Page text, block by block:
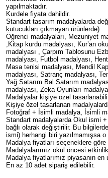
yapılmaktadır.
Kurdele fiyata dahildir.
Standart tasarım madalyalarda
kutucukları çıkmayan ürünlerde)
Öğrenci madalyaları, Mezuniyet
,Kitap kurdu madalyası, Kur’an
madalyası , Çarpım Tablosunu
madalyası, Futbol madalyası,
Masa tenisi madalyası, Mendil
madalyası, Satranç madalyası,
Yağ Satarım Bal Satarım
madalyası, Zeka Oyunları
Madalyalar kişiye özel
Kişiye özel tasarlanan
Fotoğraf + İsimli madalya, İsimli
Standart madalyalarda Okul ismi
bağlı olarak değiştirilir. Bu
ismi) herhangi biri yazılmamışsa o
Madalya fiyatları seçeneklere göre
Madalyalarımız okul öncesi
Madalya fiyatlarımız piyasanın en
En az 10 adet sipariş edilebilir.